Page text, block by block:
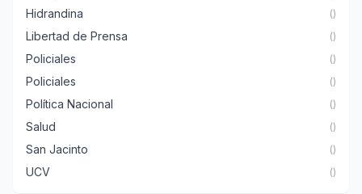
Hidrandina ()
Libertad de Prensa ()
Policiales ()
Policiales ()
Política Nacional ()
Salud ()
San Jacinto ()
UCV ()